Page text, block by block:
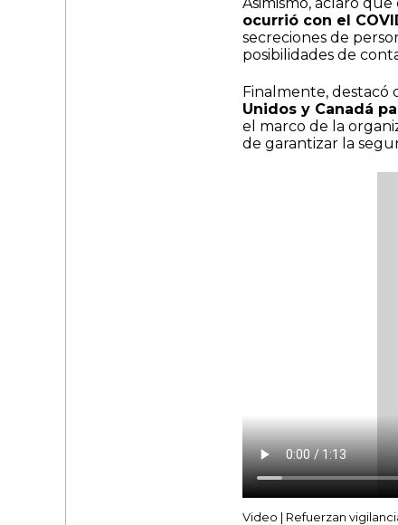
ocurrió con el
secreciones de
posibilidades de
Finalmente, destacó
Unidos y Canadá
el marco de la
de garantizar la
Video | Refuerzan